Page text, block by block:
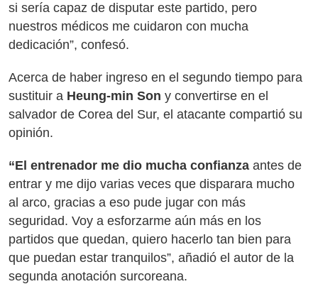
si sería capaz de disputar este partido, pero
nuestros médicos me cuidaron con mucha
dedicación”, confesó.
Acerca de haber ingreso en el segundo tiempo para
sustituir a Heung-min Son y convertirse en el
salvador de Corea del Sur, el atacante compartió su
opinión.
“El entrenador me dio mucha confianza antes de
entrar y me dijo varias veces que disparara mucho
al arco, gracias a eso pude jugar con más
seguridad. Voy a esforzarme aún más en los
partidos que quedan, quiero hacerlo tan bien para
que puedan estar tranquilos”, añadió el autor de la
segunda anotación surcoreana.